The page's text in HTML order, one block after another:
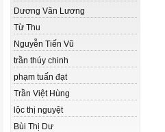
Dương Văn Lương
Từ Thu
Nguyễn Tiến Vũ
trần thúy chinh
phạm tuấn đạt
Trần Việt Hùng
lộc thị nguyệt
Bùi Thị Dư